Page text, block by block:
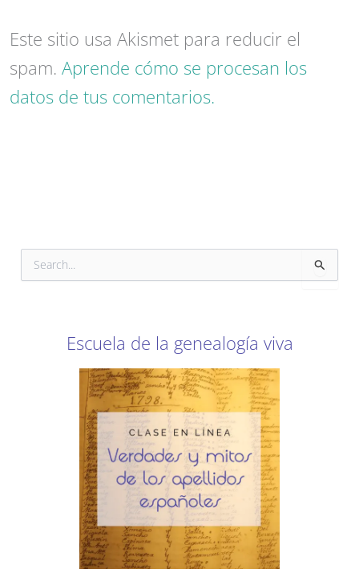
Este sitio usa Akismet para reducir el
spam.Aprende cómo se procesan los
datos de tus comentarios.
Escuela de la genealogía viva